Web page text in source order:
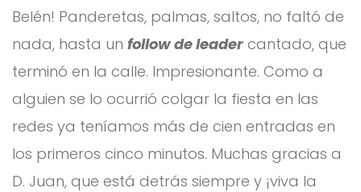
Belén! Panderetas, palmas, saltos, no faltó de
nada, hasta un follow de leader cantado, que
terminó en la calle. Impresionante. Como a
alguien se lo ocurrió colgar la fiesta en las
redes ya teníamos más de cien entradas en
los primeros cinco minutos. Muchas gracias a
D. Juan, que está detrás siempre y ¡viva la